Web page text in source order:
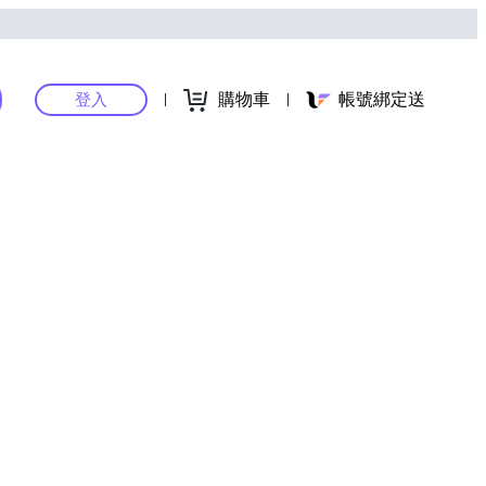
登入 購物車 帳號綁定送